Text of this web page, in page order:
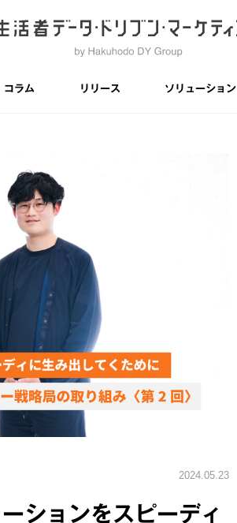
コラム リリース ソリューション
2024.05.23
ションをスピーディ